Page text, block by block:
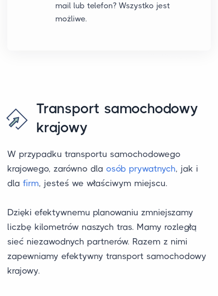
mail lub telefon? Wszystko jest
możliwe.
Transport samochodowy
krajowy
W przypadku transportu samochodowego
krajowego, zarówno dla osób prywatnych, jak i
dla firm, jesteś we właściwym miejscu.
Dzięki efektywnemu planowaniu zmniejszamy
liczbę kilometrów naszych tras. Mamy rozległą
sieć niezawodnych partnerów. Razem z nimi
zapewniamy efektywny transport samochodowy
krajowy.